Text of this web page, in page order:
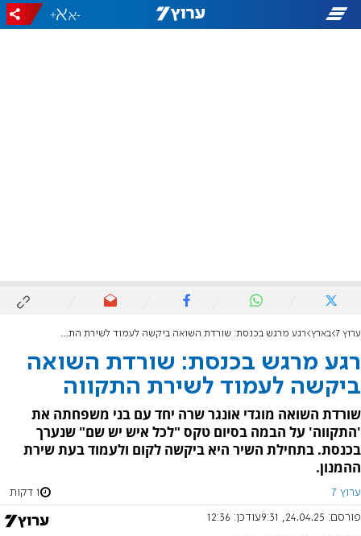
-
+
ערוץ 7 בארץ רגע מרגש בכנסת: שורדת השואה ביקשה לעמוד לשירת התקווה
רגע מרגש בכנסת: שורדת השואה
ביקשה לעמוד לשירת התקווה
שורדת השואה מוגדי אונגר שרה יחד עם בני משפחתה את
'התקווה' על הבמה בסיום טקס "לכל איש יש שם" שנערך
בכנסת. בתחילת השיר היא ביקשה לקום ולעמוד בעת שירת
ההמנון.
ערוץ 7 1 דקות
פורסם: 24.04.25, 9:31 עודכן: 12:36